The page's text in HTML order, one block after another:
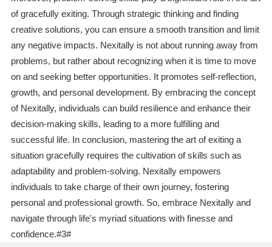
of gracefully exiting. Through strategic thinking and finding
creative solutions, you can ensure a smooth transition and limit
any negative impacts. Nexitally is not about running away from
problems, but rather about recognizing when it is time to move
on and seeking better opportunities. It promotes self-reflection,
growth, and personal development. By embracing the concept
of Nexitally, individuals can build resilience and enhance their
decision-making skills, leading to a more fulfilling and
successful life. In conclusion, mastering the art of exiting a
situation gracefully requires the cultivation of skills such as
adaptability and problem-solving. Nexitally empowers
individuals to take charge of their own journey, fostering
personal and professional growth. So, embrace Nexitally and
navigate through life's myriad situations with finesse and
confidence.#3#